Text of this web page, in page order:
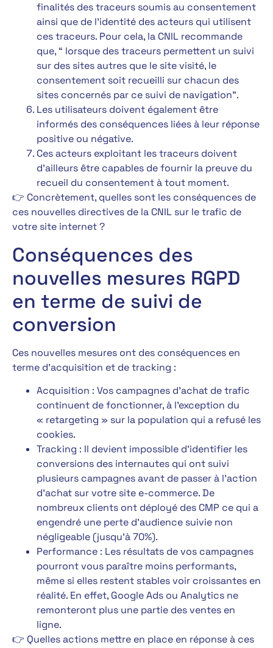
finalités des traceurs soumis au consentement
ainsi que de l’identité des acteurs qui utilisent
ces traceurs. Pour cela, la CNIL recommande
que, “ lorsque des traceurs permettent un suivi
sur des sites autres que le site visité, le
consentement soit recueilli sur chacun des
sites concernés par ce suivi de navigation”.
Les utilisateurs doivent également être
informés des conséquences liées à leur réponse
positive ou négative.
Ces acteurs exploitant les traceurs doivent
d’ailleurs être capables de fournir la preuve du
recueil du consentement à tout moment.
👉 Concrètement, quelles sont les conséquences de
ces nouvelles directives de la CNIL sur le trafic de
votre site internet ?
Conséquences des
nouvelles mesures RGPD
en terme de suivi de
conversion
Ces nouvelles mesures ont des conséquences en
terme d’acquisition et de tracking :
Acquisition : Vos campagnes d’achat de trafic
continuent de fonctionner, à l’exception du
« retargeting » sur la population qui a refusé les
cookies.
Tracking : Il devient impossible d’identifier les
conversions des internautes qui ont suivi
plusieurs campagnes avant de passer à l’action
d’achat sur votre site e-commerce. De
nombreux clients ont déployé des CMP ce qui a
engendré une perte d’audience suivie non
négligeable (jusqu’à 70%).
Performance : Les résultats de vos campagnes
pourront vous paraître moins performants,
même si elles restent stables voir croissantes en
réalité. En effet, Google Ads ou Analytics ne
remonteront plus une partie des ventes en
ligne.
👉 Quelles actions mettre en place en réponse à ces